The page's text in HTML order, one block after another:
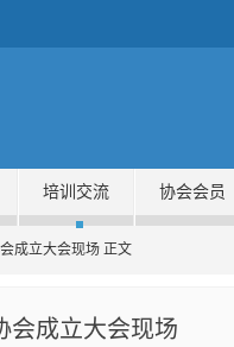
培训交流 协会会员
成立大会现场 正文
会成立大会现场